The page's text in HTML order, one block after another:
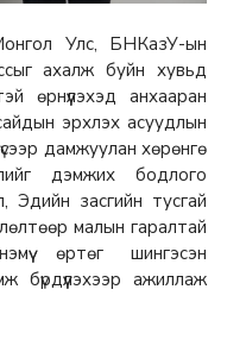
Улс, БНКазУ-ын
ахалж буйн хувьд
өрнүүлэхэд анхааран
эрхлэх асуудлын
дамжуулан хөрөнгө
дэмжих бодлого
Эдийн засгийн тусгай
малын гаралтай
өртөг шингэсэн
бүрдүүлэхээр ажиллаж